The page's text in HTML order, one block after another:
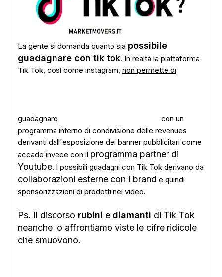
La gente si domanda quanto sia possibile
guadagnare con tik tok. In realtà la piattaforma
Tik Tok, così come instagram, non permette di
guadagnare
con un
programma interno di condivisione delle revenues
derivanti dall'esposizione dei banner pubblicitari come
accade invece con il programma partner di
Youtube. I possibili guadagni con Tik Tok derivano da
collaborazioni esterne con i brand e quindi
sponsorizzazioni di prodotti nei video.
Ps. Il discorso rubini e diamanti di Tik Tok
neanche lo affrontiamo viste le cifre ridicole
che smuovono.